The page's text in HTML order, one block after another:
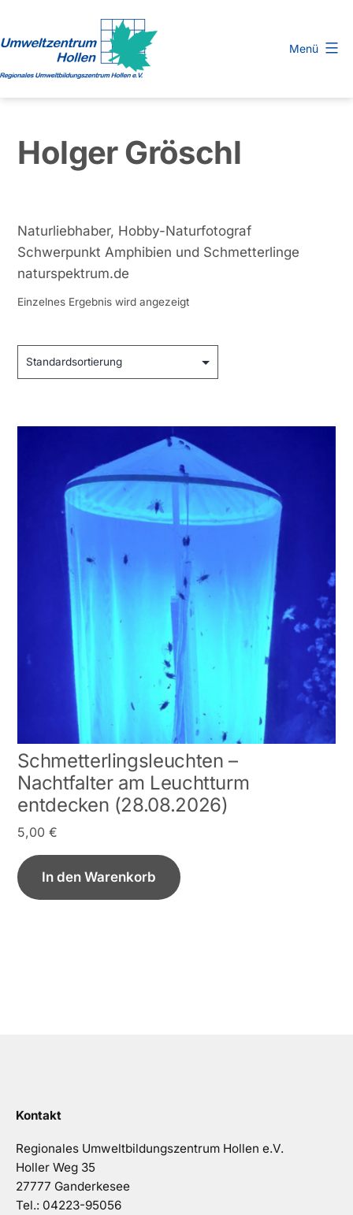
springen
Menü
Holger Gröschl
Naturliebhaber, Hobby-Naturfotograf
Schwerpunkt Amphibien und Schmetterlinge
naturspektrum.de
Einzelnes Ergebnis wird angezeigt
Schmetterlingsleuchten –
Nachtfalter am Leuchtturm
entdecken (28.08.2026)
5,00€
In den Warenkorb
Kontakt
Regionales Umweltbildungszentrum Hollen e.V.
Holler Weg 35
27777 Ganderkesee
Tel.: 04223-95056